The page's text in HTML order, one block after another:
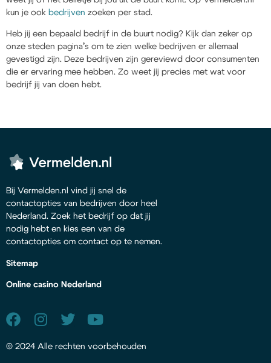
kun je ook bedrijven zoeken per stad.
Heb jij een bepaald bedrijf in de buurt nodig? Kijk dan zeker op
onze steden pagina’s om te zien welke bedrijven er allemaal
gevestigd zijn. Deze bedrijven zijn gereviewd door consumenten
die er ervaring mee hebben. Zo weet jij precies met wat voor
bedrijf jij van doen hebt.
Bij Vermelden.nl vind jij snel de
contactopties van bedrijven door heel
Nederland. Zoek het bedrijf op dat jij
nodig hebt en kies een van de
contactopties om contact op te nemen.
Sitemap
Online casino Nederland
© 2024 Alle rechten voorbehouden